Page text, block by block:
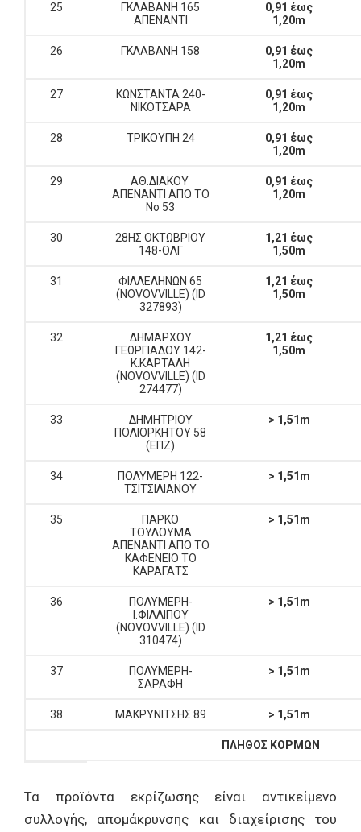
25
ΓΚΛΑΒΑΝΗ 165
ΑΠΕΝΑΝΤΙ
0,91 έως
1,20m
26 ΓΚΛΑΒΑΝΗ 158
0,91 έως
1,20m
27
ΚΩΝΣΤΑΝΤΑ 240-
ΝΙΚΟΤΣΑΡΑ
0,91 έως
1,20m
28 ΤΡΙΚΟΥΠΗ 24
0,91 έως
1,20m
29
ΑΘ.ΔΙΑΚΟΥ
ΑΠΕΝΑΝΤΙ ΑΠΟ ΤΟ
Νο 53
0,91 έως
1,20m
30
28ΗΣ ΟΚΤΩΒΡΙΟΥ
148-ΟΛΓ
1,21 έως
1,50m
31
ΦΙΛΛΕΛΗΝΩΝ 65
(NOVOVVILLE) (ID
327893)
1,21 έως
1,50m
32
ΔΗΜΑΡΧΟΥ
ΓΕΩΡΓΙΑΔΟΥ 142-
Κ.ΚΑΡΤΑΛΗ
(NOVOVVILLE) (ID
274477)
1,21 έως
1,50m
33
ΔΗΜΗΤΡΙΟΥ
ΠΟΛΙΟΡΚΗΤΟΥ 58
(ΕΠΖ)
> 1,51m
34
ΠΟΛΥΜΕΡΗ 122-
ΤΣΙΤΣΙΛΙΑΝΟΥ
> 1,51m
35
ΠΑΡΚΟ
ΤΟΥΛΟΥΜΑ
ΑΠΕΝΑΝΤΙ ΑΠΟ ΤΟ
ΚΑΦΕΝΕΙΟ ΤΟ
ΚΑΡΑΓΑΤΣ
> 1,51m
36
ΠΟΛΥΜΕΡΗ-
Ι.ΦΙΛΛΙΠΟΥ
(NOVOVVILLE) (ID
310474)
> 1,51m
37
ΠΟΛΥΜΕΡΗ-
ΣΑΡΑΦΗ
> 1,51m
38 ΜΑΚΡΥΝΙΤΣΗΣ 89 > 1,51m
ΠΛΗΘΟΣ ΚΟΡΜΩΝ
Τα προϊόντα εκρίζωσης είναι αντικείμενο
συλλογής, απομάκρυνσης και διαχείρισης του